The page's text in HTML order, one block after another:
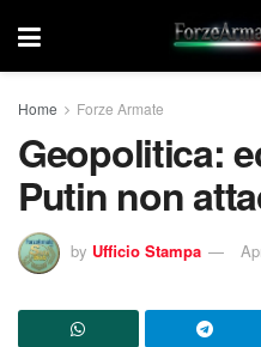
Home Forze Armate
Geopolitica:
Putin non
by Ufficio Stampa